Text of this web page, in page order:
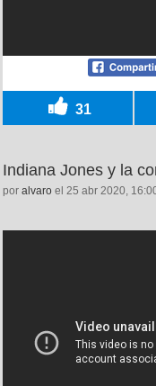
31
Indiana Jones y la
por alvaro el 25 abr 2020,